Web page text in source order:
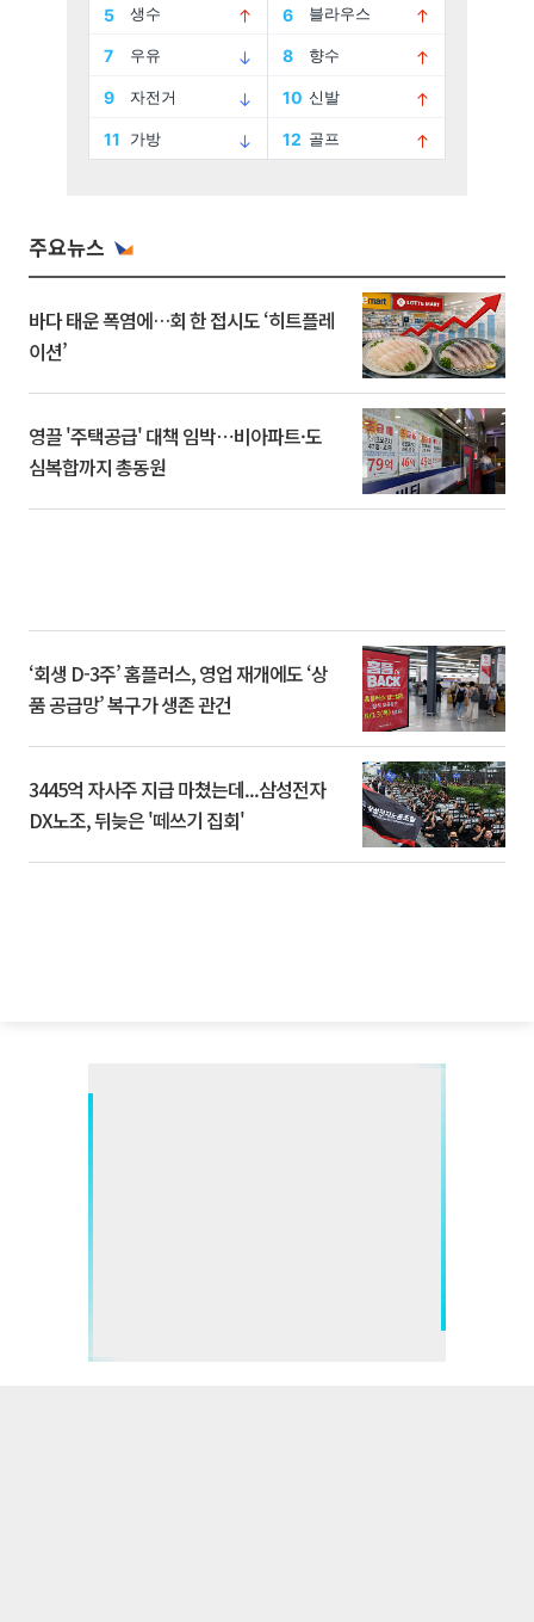
주요뉴스
바다 태운 폭염에…회 한 접시도 ‘히트플레
이션’
영끌 '주택공급' 대책 임박⋯비아파트·도
심복합까지 총동원
‘회생 D-3주’ 홈플러스, 영업 재개에도 ‘상
품 공급망’ 복구가 생존 관건
3445억 자사주 지급 마쳤는데...삼성전자
DX노조, 뒤늦은 '떼쓰기 집회'